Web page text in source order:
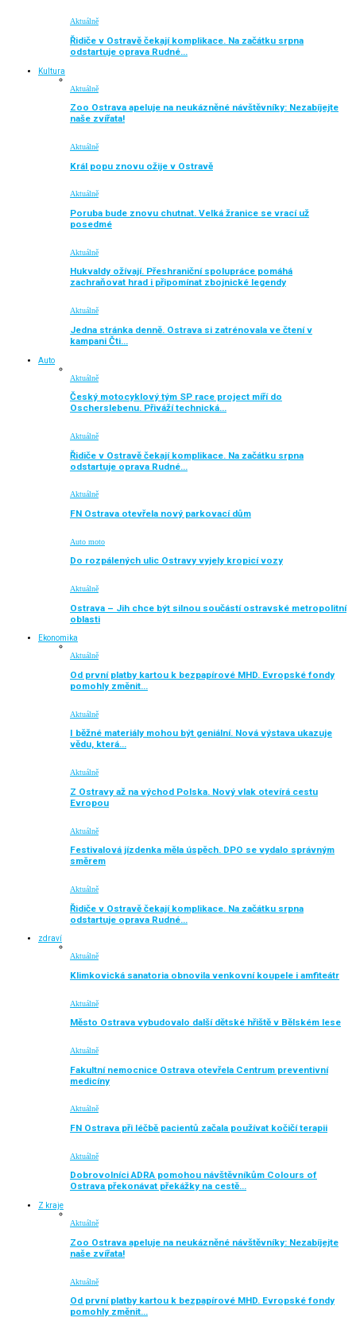
Aktuálně
Řidiče v Ostravě čekají komplikace. Na začátku srpna
odstartuje oprava Rudné…
Kultura
Aktuálně
Zoo Ostrava apeluje na neukázněné návštěvníky: Nezabíjejte
naše zvířata!
Aktuálně
Král popu znovu ožije v Ostravě
Aktuálně
Poruba bude znovu chutnat. Velká žranice se vrací už
posedmé
Aktuálně
Hukvaldy ožívají. Přeshraniční spolupráce pomáhá
zachraňovat hrad i připomínat zbojnické legendy
Aktuálně
Jedna stránka denně. Ostrava si zatrénovala ve čtení v
kampani Čti…
Auto
Aktuálně
Český motocyklový tým SP race project míří do
Oscherslebenu. Přiváží technická…
Aktuálně
Řidiče v Ostravě čekají komplikace. Na začátku srpna
odstartuje oprava Rudné…
Aktuálně
FN Ostrava otevřela nový parkovací dům
Auto moto
Do rozpálených ulic Ostravy vyjely kropicí vozy
Aktuálně
Ostrava – Jih chce být silnou součástí ostravské metropolitní
oblasti
Ekonomika
Aktuálně
Od první platby kartou k bezpapírové MHD. Evropské fondy
pomohly změnit…
Aktuálně
I běžné materiály mohou být geniální. Nová výstava ukazuje
vědu, která…
Aktuálně
Z Ostravy až na východ Polska. Nový vlak otevírá cestu
Evropou
Aktuálně
Festivalová jízdenka měla úspěch. DPO se vydalo správným
směrem
Aktuálně
Řidiče v Ostravě čekají komplikace. Na začátku srpna
odstartuje oprava Rudné…
zdraví
Aktuálně
Klimkovická sanatoria obnovila venkovní koupele i amfiteátr
Aktuálně
Město Ostrava vybudovalo další dětské hřiště v Bělském lese
Aktuálně
Fakultní nemocnice Ostrava otevřela Centrum preventivní
medicíny
Aktuálně
FN Ostrava při léčbě pacientů začala používat kočičí terapii
Aktuálně
Dobrovolníci ADRA pomohou návštěvníkům Colours of
Ostrava překonávat překážky na cestě…
Z kraje
Aktuálně
Zoo Ostrava apeluje na neukázněné návštěvníky: Nezabíjejte
naše zvířata!
Aktuálně
Od první platby kartou k bezpapírové MHD. Evropské fondy
pomohly změnit…